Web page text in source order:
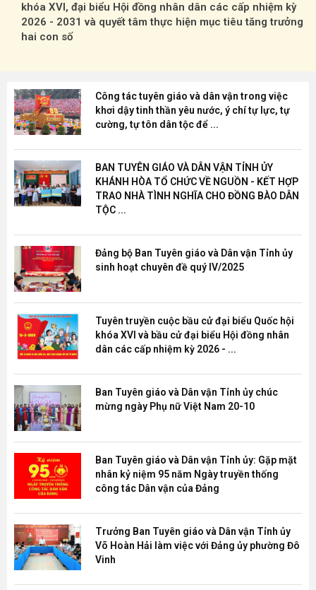
khóa XVI, đại biểu Hội đồng nhân dân các cấp nhiệm kỳ
2026 - 2031 và quyết tâm thực hiện mục tiêu tăng trưởng
hai con số
Công tác tuyên giáo và dân vận trong việc
khơi dậy tinh thần yêu nước, ý chí tự lực, tự
cường, tự tôn dân tộc để ...
BAN TUYÊN GIÁO VÀ DÂN VẬN TỈNH ỦY
KHÁNH HÒA TỔ CHỨC VỀ NGUỒN - KẾT HỢP
TRAO NHÀ TÌNH NGHĨA CHO ĐỒNG BÀO DÂN
TỘC ...
Đảng bộ Ban Tuyên giáo và Dân vận Tỉnh ủy
sinh hoạt chuyên đề quý IV/2025
Tuyên truyền cuộc bầu cử đại biểu Quốc hội
khóa XVI và bầu cử đại biểu Hội đồng nhân
dân các cấp nhiệm kỳ 2026 - ...
Ban Tuyên giáo và Dân vận Tỉnh ủy chúc
mừng ngày Phụ nữ Việt Nam 20-10
Ban Tuyên giáo và Dân vận Tỉnh ủy: Gặp mặt
nhân kỷ niệm 95 năm Ngày truyền thống
công tác Dân vận của Đảng
Trưởng Ban Tuyên giáo và Dân vận Tỉnh ủy
Võ Hoàn Hải làm việc với Đảng ủy phường Đô
Vinh